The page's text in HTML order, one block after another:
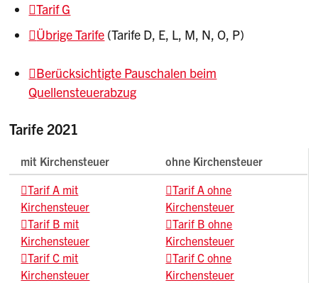
Tarif G
Übrige Tarife (Tarife D, E, L, M, N, O, P)
Berücksichtigte Pauschalen beim
Quellensteuerabzug
Tarife 2021
mit Kirchensteuer
ohne Kirchensteuer
Tarif A mit
Kirchensteuer
Tarif B mit
Kirchensteuer
Tarif C mit
Kirchensteuer
Tarif A ohne
Kirchensteuer
Tarif B ohne
Kirchensteuer
Tarif C ohne
Kirchensteuer